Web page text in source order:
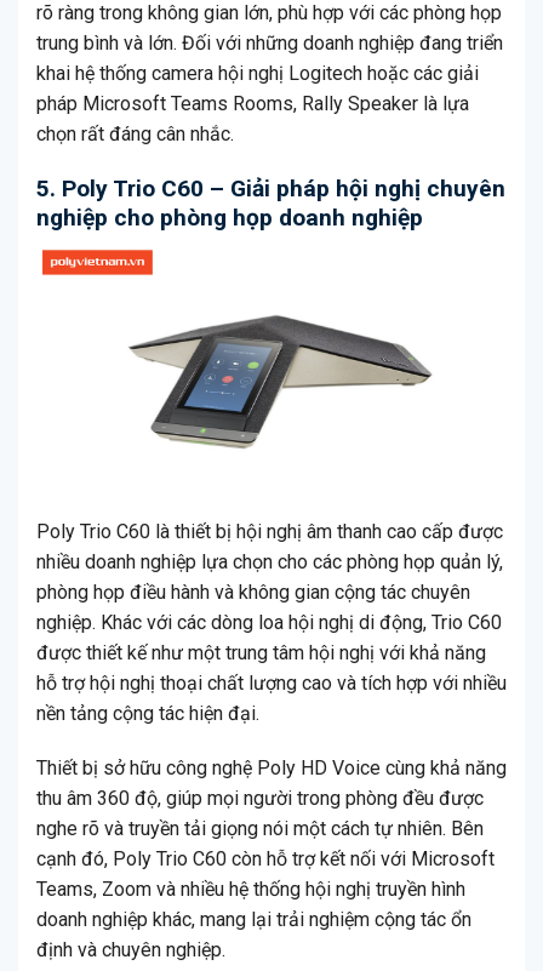
rõ ràng trong không gian lớn, phù hợp với các phòng họp
trung bình và lớn. Đối với những doanh nghiệp đang triển
khai hệ thống camera hội nghị Logitech hoặc các giải
pháp Microsoft Teams Rooms, Rally Speaker là lựa
chọn rất đáng cân nhắc.
5. Poly Trio C60 – Giải pháp hội nghị chuyên
nghiệp cho phòng họp doanh nghiệp
Poly Trio C60 là thiết bị hội nghị âm thanh cao cấp được
nhiều doanh nghiệp lựa chọn cho các phòng họp quản lý,
phòng họp điều hành và không gian cộng tác chuyên
nghiệp. Khác với các dòng loa hội nghị di động, Trio C60
được thiết kế như một trung tâm hội nghị với khả năng
hỗ trợ hội nghị thoại chất lượng cao và tích hợp với nhiều
nền tảng cộng tác hiện đại.
Thiết bị sở hữu công nghệ Poly HD Voice cùng khả năng
thu âm 360 độ, giúp mọi người trong phòng đều được
nghe rõ và truyền tải giọng nói một cách tự nhiên. Bên
cạnh đó, Poly Trio C60 còn hỗ trợ kết nối với Microsoft
Teams, Zoom và nhiều hệ thống hội nghị truyền hình
doanh nghiệp khác, mang lại trải nghiệm cộng tác ổn
định và chuyên nghiệp.